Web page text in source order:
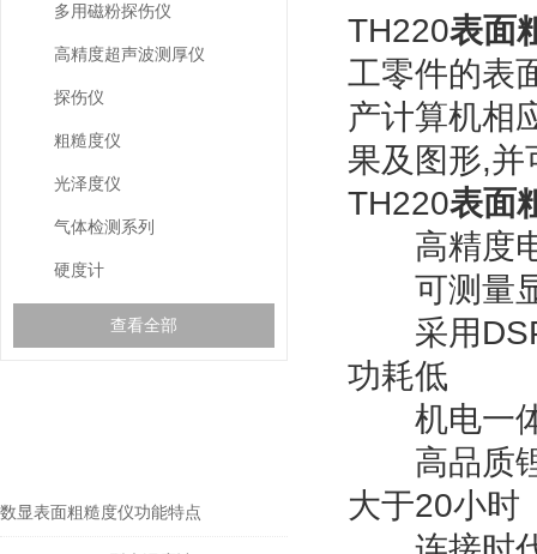
多用磁粉探伤仪
高精度超声波测厚仪
探伤仪
粗糙度仪
光泽度仪
气体检测系列
硬度计
查看全部
数显表面粗糙度仪功能特点
TH220表面
工零件的表
产计算机相
果及图形,并
TH220表面
高精度电
可测量显
采用DSP(
功耗低
机电一体
高品质锂
大于20小时